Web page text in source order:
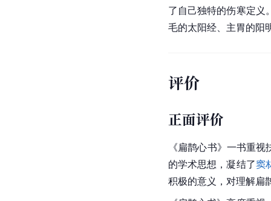
了自己独特的伤寒定义
毛的太阳经、主胃的阳
评价
正面评价
《扁鹊心书》一书重
的学术思想，凝结了窦
积极的意义，对理解扁